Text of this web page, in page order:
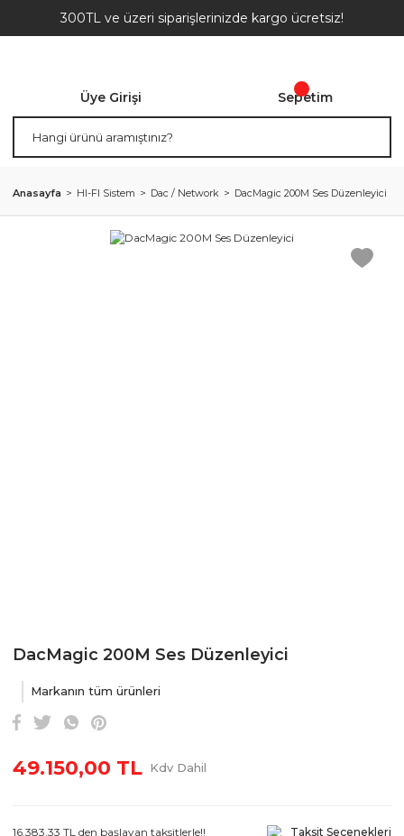
300TL ve üzeri siparişlerinizde kargo ücretsiz!
Üye Girişi Sepetim
Anasayfa HI-FI Sistem Dac / Network DacMagic 200M Ses Düzenleyici
DacMagic 200M Ses Düzenleyici
Markanın tüm ürünleri
49.150,00 TL Kdv Dahil
16.383,33 TL den başlayan taksitlerle!! Taksit Seçenekleri